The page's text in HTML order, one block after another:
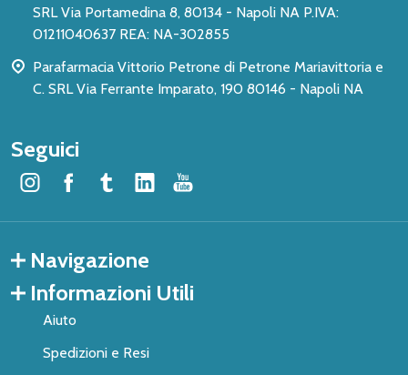
SRL Via Portamedina 8, 80134 - Napoli NA P.IVA:
01211040637 REA: NA-302855
Parafarmacia Vittorio Petrone di Petrone Mariavittoria e
C. SRL Via Ferrante Imparato, 190 80146 - Napoli NA
Seguici
Navigazione
Informazioni Utili
Aiuto
Spedizioni e Resi